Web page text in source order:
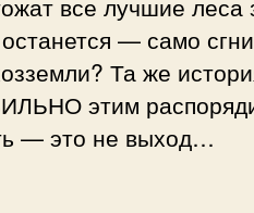
— само
Та же
этим
— это не выход…